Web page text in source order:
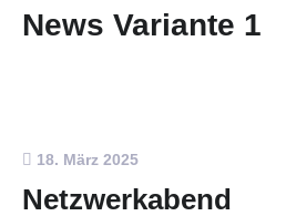
News Variante 1
18. März 2025
Netzwerkabend